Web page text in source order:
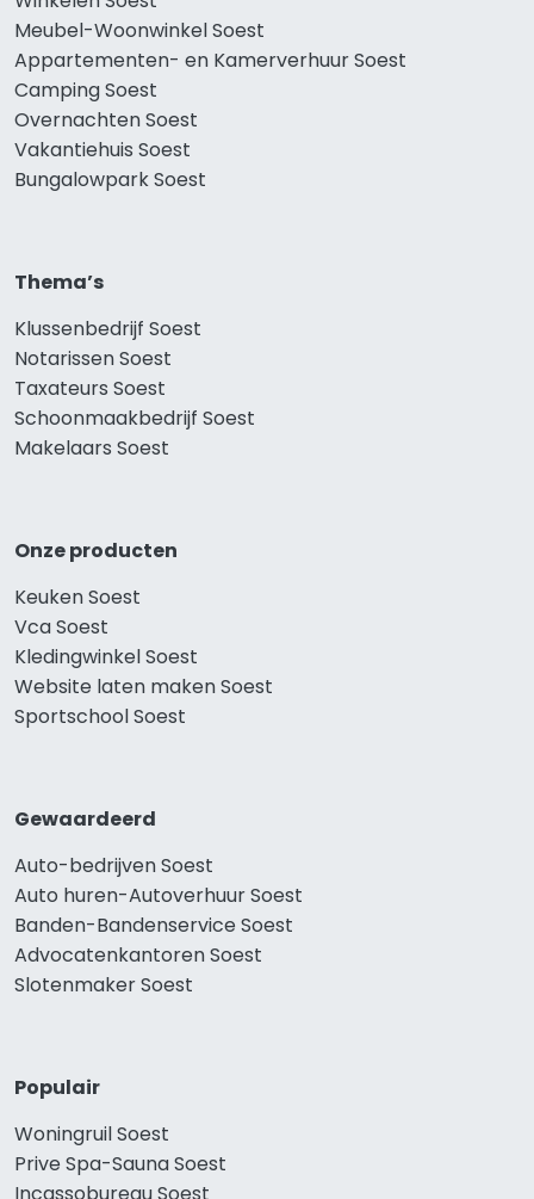
Meubel-Woonwinkel Soest
Appartementen- en Kamerverhuur Soest
Camping Soest
Overnachten Soest
Vakantiehuis Soest
Bungalowpark Soest
Thema’s
Klussenbedrijf Soest
Notarissen Soest
Taxateurs Soest
Schoonmaakbedrijf Soest
Makelaars Soest
Onze producten
Keuken Soest
Vca Soest
Kledingwinkel Soest
Website laten maken Soest
Sportschool Soest
Gewaardeerd
Auto-bedrijven Soest
Auto huren-Autoverhuur Soest
Banden-Bandenservice Soest
Advocatenkantoren Soest
Slotenmaker Soest
Populair
Woningruil Soest
Prive Spa-Sauna Soest
Incassobureau Soest